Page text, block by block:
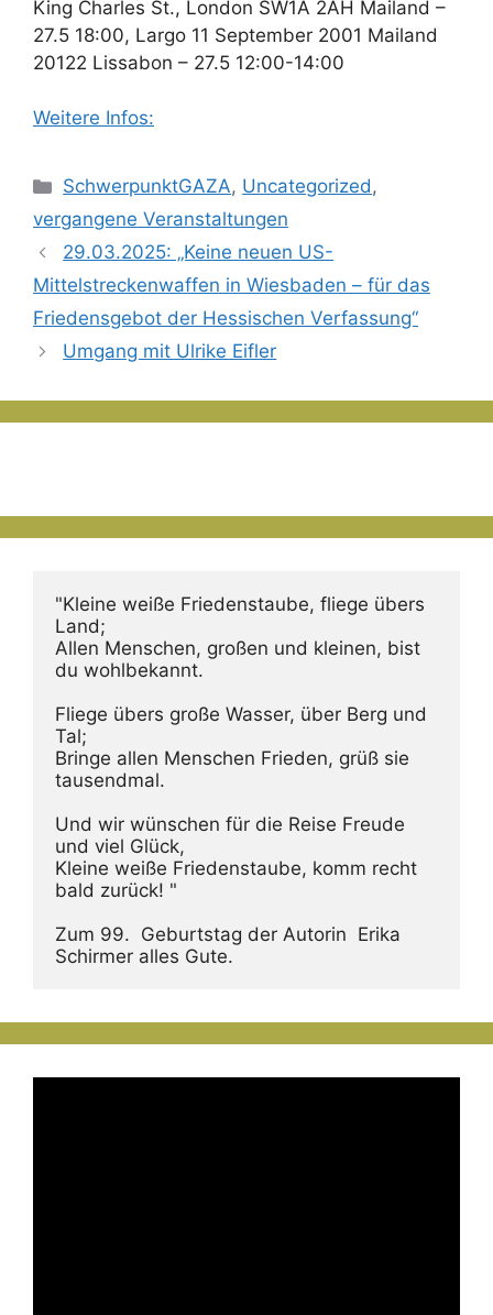
King Charles St., London SW1A 2AH Mailand –
27.5 18:00, Largo 11 September 2001 Mailand
20122 Lissabon – 27.5 12:00-14:00
Weitere Infos:
Kategorien
SchwerpunktGAZA, Uncategorized,
vergangene Veranstaltungen
29.03.2025: „Keine neuen US-
Mittelstreckenwaffen in Wiesbaden – für das
Friedensgebot der Hessischen Verfassung“
Umgang mit Ulrike Eifler
"Kleine weiße Friedenstaube, fliege übers
Land;
Allen Menschen, großen und kleinen, bist
du wohlbekannt.
Fliege übers große Wasser, über Berg und
Tal;
Bringe allen Menschen Frieden, grüß sie
tausendmal.
Und wir wünschen für die Reise Freude
und viel Glück,
Kleine weiße Friedenstaube, komm recht
bald zurück! "
Zum 99.  Geburtstag der Autorin  Erika
Schirmer alles Gute.